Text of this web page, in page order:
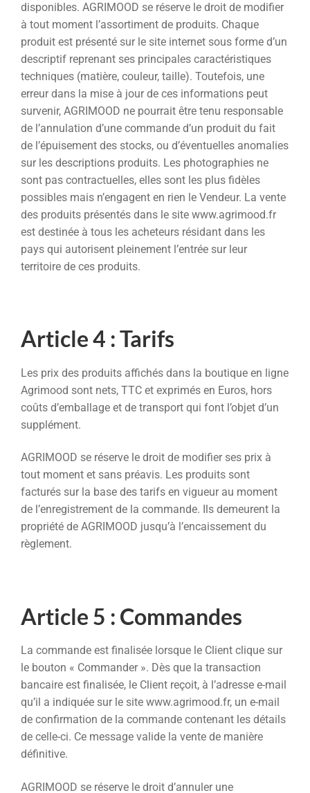
disponibles. AGRIMOOD se réserve le droit de modifier
à tout moment l’assortiment de produits. Chaque
produit est présenté sur le site internet sous forme d’un
descriptif reprenant ses principales caractéristiques
techniques (matière, couleur, taille). Toutefois, une
erreur dans la mise à jour de ces informations peut
survenir, AGRIMOOD ne pourrait être tenu responsable
de l’annulation d’une commande d’un produit du fait
de l’épuisement des stocks, ou d’éventuelles anomalies
sur les descriptions produits. Les photographies ne
sont pas contractuelles, elles sont les plus fidèles
possibles mais n’engagent en rien le Vendeur. La vente
des produits présentés dans le site www.agrimood.fr
est destinée à tous les acheteurs résidant dans les
pays qui autorisent pleinement l’entrée sur leur
territoire de ces produits.
Article 4 : Tarifs
Les prix des produits affichés dans la boutique en ligne
Agrimood sont nets, TTC et exprimés en Euros, hors
coûts d’emballage et de transport qui font l’objet d’un
supplément.
AGRIMOOD se réserve le droit de modifier ses prix à
tout moment et sans préavis. Les produits sont
facturés sur la base des tarifs en vigueur au moment
de l’enregistrement de la commande. Ils demeurent la
propriété de AGRIMOOD jusqu’à l’encaissement du
règlement.
Article 5 : Commandes
La commande est finalisée lorsque le Client clique sur
le bouton « Commander ». Dès que la transaction
bancaire est finalisée, le Client reçoit, à l’adresse e-mail
qu’il a indiquée sur le site www.agrimood.fr, un e-mail
de confirmation de la commande contenant les détails
de celle-ci. Ce message valide la vente de manière
définitive.
AGRIMOOD se réserve le droit d’annuler une